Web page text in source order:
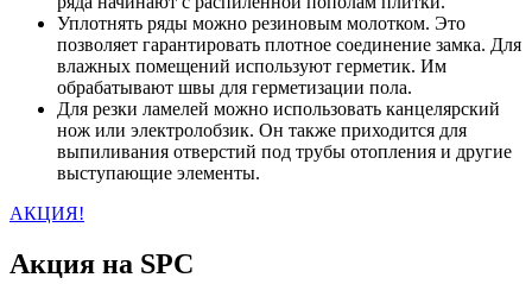
Уплотнять ряды можно резиновым молотком. Это
позволяет гарантировать плотное соединение замка. Для
влажных помещений используют герметик. Им
обрабатывают швы для герметизации пола.
Для резки ламелей можно использовать канцелярский
нож или электролобзик. Он также приходится для
выпиливания отверстий под трубы отопления и другие
выступающие элементы.
АКЦИЯ!
Акция на SPC